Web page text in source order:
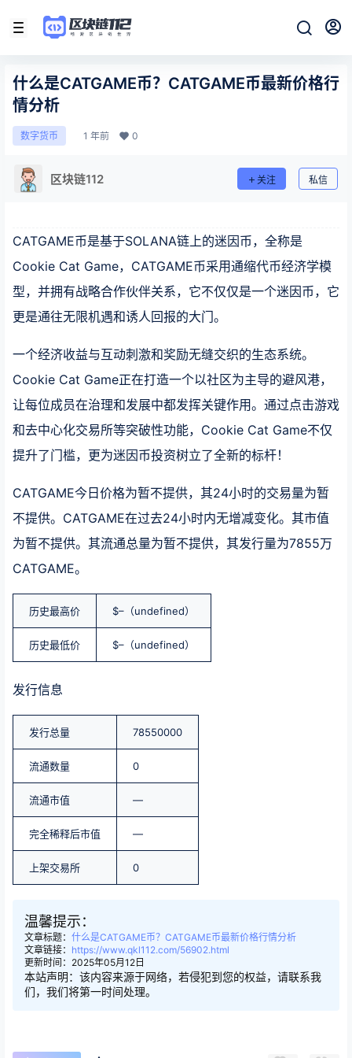
什么是CATGAME币？CATGAME币最新价格行
情分析
数字货币 1 年前 0
区块链112 关注 私信
CATGAME币是基于SOLANA链上的迷因币，全称是
Cookie Cat Game，CATGAME币采用通缩代币经济学模
型，并拥有战略合作伙伴关系，它不仅仅是一个迷因币，它
更是通往无限机遇和诱人回报的大门。
一个经济收益与互动刺激和奖励无缝交织的生态系统。
Cookie Cat Game正在打造一个以社区为主导的避风港，
让每位成员在治理和发展中都发挥关键作用。通过点击游戏
和去中心化交易所等突破性功能，Cookie Cat Game不仅
提升了门槛，更为迷因币投资树立了全新的标杆！
CATGAME今日价格为暂不提供，其24小时的交易量为暂
不提供。CATGAME在过去24小时内无增减变化。其市值
为暂不提供。其流通总量为暂不提供，其发行量为7855万
CATGAME。
历史最高价 $–（undefined）
历史最低价 $–（undefined）
发行信息
发行总量 78550000
流通数量 0
流通市值 —
完全稀释后市值 —
上架交易所 0
温馨提示：
文章标题： 什么是CATGAME币？CATGAME币最新价格行情分析
文章链接： https://www.qkl112.com/56902.html
更新时间：2025年05月12日
本站声明：该内容来源于网络，若侵犯到您的权益，请联系我
们，我们将第一时间处理。